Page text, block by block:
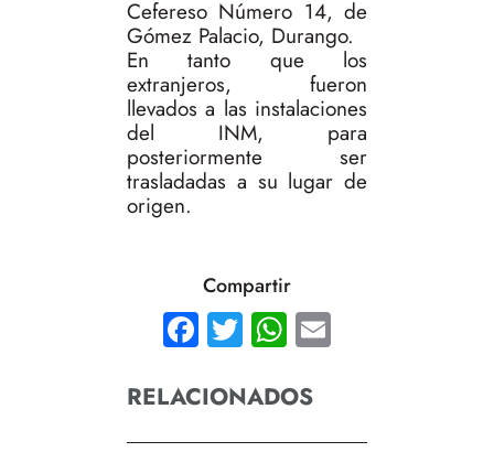
Cefereso Número 14, de
Gómez Palacio, Durango.
En tanto que los
extranjeros, fueron
llevados a las instalaciones
del INM, para
posteriormente ser
trasladadas a su lugar de
origen.
Compartir
Facebook
TwitterWhatsApp
RELACIONADOS